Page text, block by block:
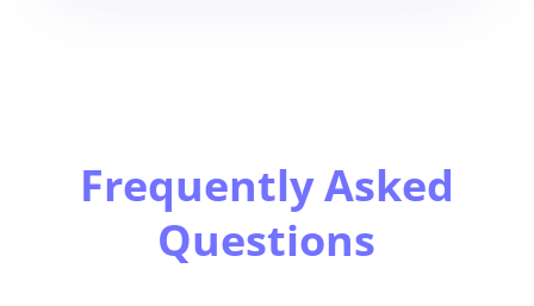
Frequently Asked
Questions